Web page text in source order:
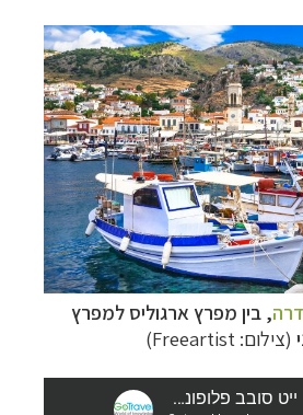
, בין מפרץ ארגוליס למפרץ
(צילום:Freeartist
)